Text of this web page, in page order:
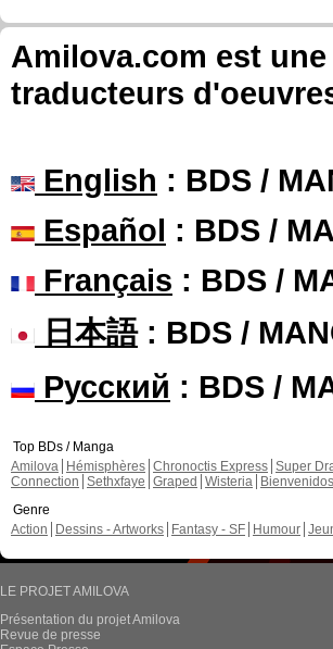
Amilova.com est
traducteurs
English : BDS /
Español : BDS /
Français : BDS /
日本語: BDS /
Русский : BDS /
Top BDs / Manga
Amilova
Hémisphères Chronoctis Express Super
Connection Sethxfaye Graped Wisteria
Genre
Action
Dessins - Artworks Fantasy - SF Humour
LE PROJET AMILOVA
Présentation du projet Amilova
Revue de presse